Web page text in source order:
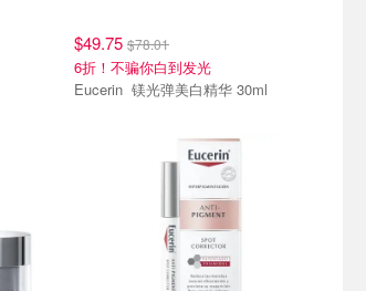
$49.75 $78.01
6折！不骗你白到发光
Eucerin 镁光弹美白精华 30ml